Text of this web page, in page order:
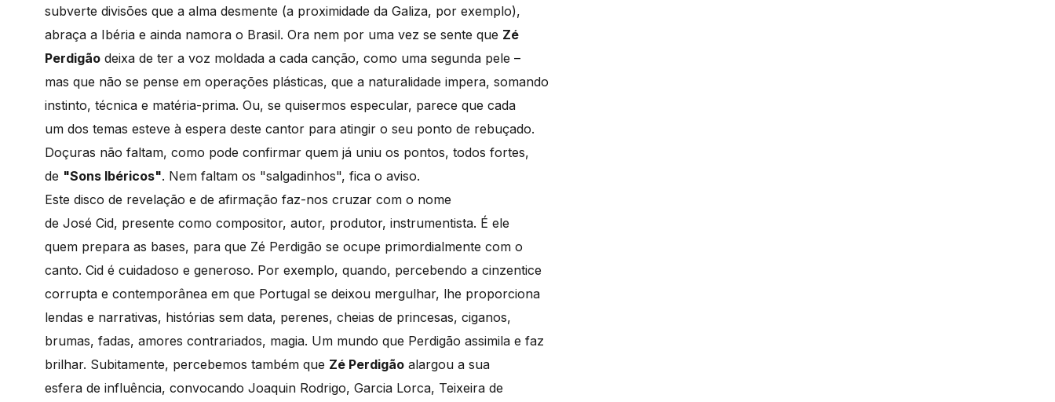
subverte divisões que a alma desmente (a proximidade da Galiza, por exemplo),
abraça a Ibéria e ainda namora o Brasil. Ora nem por uma vez se sente que Zé
Perdigão deixa de ter a voz moldada a cada canção, como uma segunda pele –
mas que não se pense em operações plásticas, que a naturalidade impera, somando
instinto, técnica e matéria-prima. Ou, se quisermos especular, parece que cada
um dos temas esteve à espera deste cantor para atingir o seu ponto de rebuçado.
Doçuras não faltam, como pode confirmar quem já uniu os pontos, todos fortes,
de "Sons Ibéricos". Nem faltam os "salgadinhos", fica o aviso.
Este disco de revelação e de afirmação faz-nos cruzar com o nome
de José Cid, presente como compositor, autor, produtor, instrumentista. É ele
quem prepara as bases, para que Zé Perdigão se ocupe primordialmente com o
canto. Cid é cuidadoso e generoso. Por exemplo, quando, percebendo a cinzentice
corrupta e contemporânea em que Portugal se deixou mergulhar, lhe proporciona
lendas e narrativas, histórias sem data, perenes, cheias de princesas, ciganos,
brumas, fadas, amores contrariados, magia. Um mundo que Perdigão assimila e faz
brilhar. Subitamente, percebemos também que Zé Perdigão alargou a sua
esfera de influência, convocando Joaquin Rodrigo, Garcia Lorca, Teixeira de